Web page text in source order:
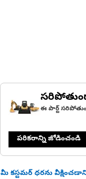
ఈ పార్ట్
పరికరాన్ని జోడించండి
మీ కస్టమర్ ధరను